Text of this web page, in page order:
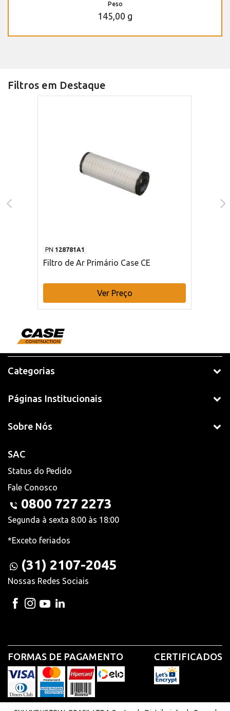
Peso
145,00 g
Filtros em Destaque
PN 128781A1
Filtro de Ar Primário Case CE
Ver Preço
Categorias
Páginas Institucionais
Sobre Nós
SAC
Status do Pedido
Fale Conosco
0800 727 2273
Segunda à sexta 8:00 às 18:00
*Exceto feriados
(31) 2107-2045
Nossas Redes Sociais
FORMAS DE PAGAMENTO CERTIFICADOS